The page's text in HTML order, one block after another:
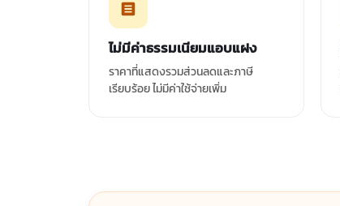
ไม่มีค่าธรรมเนียมแอบแฝง
ราคาที่แสดงรวมส่วนลดและภาษี
เรียบร้อย ไม่มีค่าใช้จ่ายเพิ่ม